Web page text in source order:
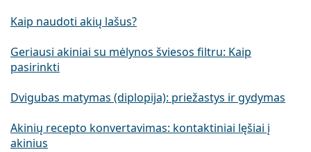
Kaip naudoti akių lašus?
Geriausi akiniai su mėlynos šviesos filtru: Kaip
pasirinkti
Dvigubas matymas (diplopija): priežastys ir gydymas
Akinių recepto konvertavimas: kontaktiniai lęšiai į
akinius